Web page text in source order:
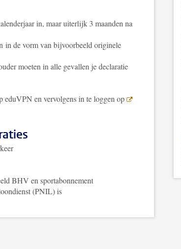
in, maar uiterlijk 3 maanden na
in de vorm van bijvoorbeeld originele
moeten in alle gevallen je declaratie
eduVPN en vervolgens in te loggen op
BHV en sportabonnement
(PNIL) is